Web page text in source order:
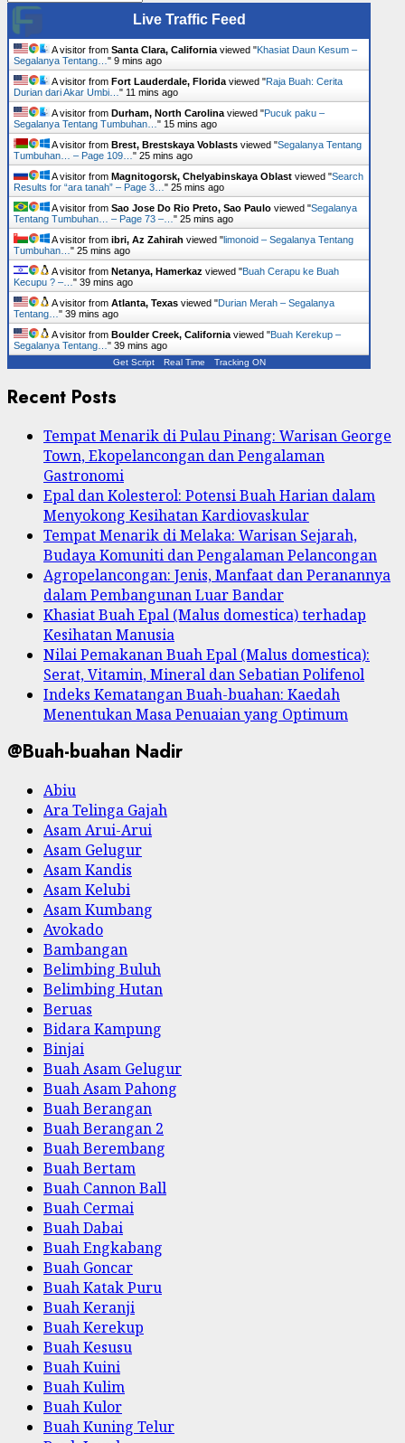
Live Traffic Feed
A visitor from Santa Clara, California viewed "Khasiat Daun Kesum –
Segalanya Tentang… " 9 mins ago
A visitor from Fort Lauderdale, Florida viewed "Raja Buah: Cerita
Durian dari Akar Umbi… " 11 mins ago
A visitor from Durham, North Carolina viewed "Pucuk paku –
Segalanya Tentang Tumbuhan… " 15 mins ago
A visitor from Brest, Brestskaya Voblasts viewed "Segalanya Tentang
Tumbuhan… – Page 109… " 25 mins ago
A visitor from Magnitogorsk, Chelyabinskaya Oblast viewed "Search
Results for “ara tanah” – Page 3… " 25 mins ago
A visitor from Sao Jose Do Rio Preto, Sao Paulo viewed "Segalanya
Tentang Tumbuhan… – Page 73 –… " 25 mins ago
A visitor from ibri, Az Zahirah viewed "limonoid – Segalanya Tentang
Tumbuhan… " 25 mins ago
A visitor from Netanya, Hamerkaz viewed "Buah Cerapu ke Buah
Kecupu ? –… " 39 mins ago
A visitor from Atlanta, Texas viewed "Durian Merah – Segalanya
Tentang… " 39 mins ago
A visitor from Boulder Creek, California viewed "Buah Kerekup –
Segalanya Tentang… " 39 mins ago
Get Script Real Time Tracking ON
Recent Posts
Tempat Menarik di Pulau Pinang: Warisan George
Town, Ekopelancongan dan Pengalaman
Gastronomi
Epal dan Kolesterol: Potensi Buah Harian dalam
Menyokong Kesihatan Kardiovaskular
Tempat Menarik di Melaka: Warisan Sejarah,
Budaya Komuniti dan Pengalaman Pelancongan
Agropelancongan: Jenis, Manfaat dan Peranannya
dalam Pembangunan Luar Bandar
Khasiat Buah Epal (Malus domestica) terhadap
Kesihatan Manusia
Nilai Pemakanan Buah Epal (Malus domestica):
Serat, Vitamin, Mineral dan Sebatian Polifenol
Indeks Kematangan Buah-buahan: Kaedah
Menentukan Masa Penuaian yang Optimum
@Buah-buahan Nadir
Abiu
Ara Telinga Gajah
Asam Arui-Arui
Asam Gelugur
Asam Kandis
Asam Kelubi
Asam Kumbang
Avokado
Bambangan
Belimbing Buluh
Belimbing Hutan
Beruas
Bidara Kampung
Binjai
Buah Asam Gelugur
Buah Asam Pahong
Buah Berangan
Buah Berangan 2
Buah Berembang
Buah Bertam
Buah Cannon Ball
Buah Cermai
Buah Dabai
Buah Engkabang
Buah Goncar
Buah Katak Puru
Buah Keranji
Buah Kerekup
Buah Kesusu
Buah Kuini
Buah Kulim
Buah Kulor
Buah Kuning Telur